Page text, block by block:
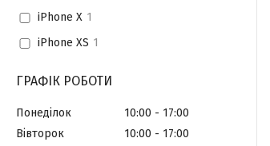
iPhone X 1
iPhone XS 1
ГРАФІК РОБОТИ
Понеділок 10:00
17:00
Вівторок
10:00
17:00